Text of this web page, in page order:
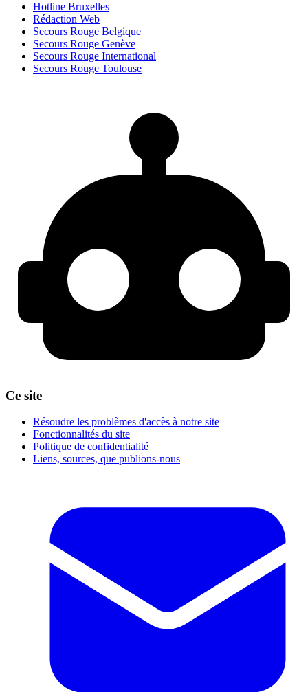
Hotline Bruxelles
Rédaction Web
Secours Rouge Belgique
Secours Rouge Genève
Secours Rouge International
Secours Rouge Toulouse
Ce site
Résoudre les problèmes d'accès à notre site
Fonctionnalités du site
Politique de confidentialité
Liens, sources, que publions-nous